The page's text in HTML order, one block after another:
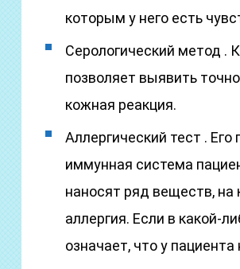
которым у него есть
Серологический метод .
позволяет выявить
кожная реакция.
Аллергический тест .
иммунная система
наносят ряд веществ, на
аллергия. Если в какой-
означает, что у